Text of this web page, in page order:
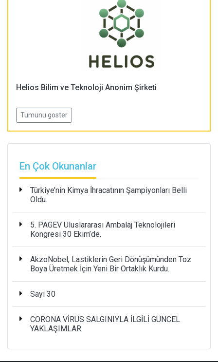
Helios Bilim ve Teknoloji Anonim Şirketi
Tumunu goster
En Çok Okunanlar
Türkiye’nin Kimya İhracatının Şampiyonları Belli
Oldu.
5. PAGEV Uluslararası Ambalaj Teknolojileri
Kongresi 30 Ekim’de.
AkzoNobel, Lastiklerin Geri Dönüşümünden Toz
Boya Üretmek İçin Yeni Bir Ortaklık Kurdu.
Sayı 30
CORONA VİRÜS SALGINIYLA İLGİLİ GÜNCEL
YAKLAŞIMLAR